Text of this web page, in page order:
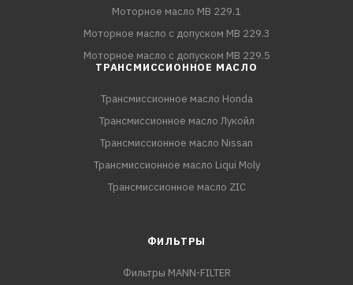
Моторное масло MB 229.1
Моторное масло с допуском MB 229.3
Моторное масло с допуском MB 229.5
ТРАНСМИССИОННОЕ МАСЛО
Трансмиссионное масло Honda
Трансмиссионное масло Лукойл
Трансмиссионное масло Nissan
Трансмиссионное масло Liqui Moly
Трансмиссионное масло ZIC
ФИЛЬТРЫ
Фильтры MANN-FILTER